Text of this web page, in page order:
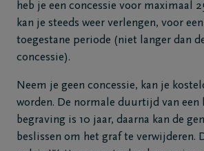
heb je een concessie voor maximaal
kan je steeds weer verlengen, voor
toegestane periode (niet langer dan
concessie).
Neem je geen concessie, kan je
worden. De normale duurtijd van een
begraving is 10 jaar, daarna kan de
beslissen om het graf te verwijderen.